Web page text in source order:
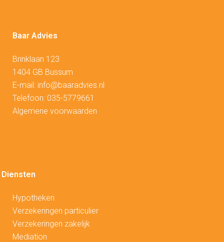
Baar Advies
Brinklaan 123
1404 GB Bussum
E-mail: info@baaradvies.nl
Telefoon: 035-5779661
Algemene voorwaarden
Diensten
Hypotheken
Verzekeringen particulier
Verzekeringen zakelijk
Mediation